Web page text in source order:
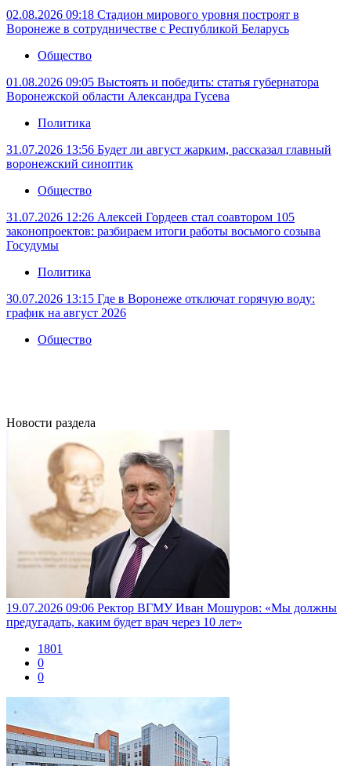
02.08.2026 09:18 Стадион мирового уровня построят в
Воронеже в сотрудничестве с Республикой Беларусь
Общество
01.08.2026 09:05 Выстоять и победить: статья губернатора
Воронежской области Александра Гусева
Политика
31.07.2026 13:56 Будет ли август жарким, рассказал главный
воронежский синоптик
Общество
31.07.2026 12:26 Алексей Гордеев стал соавтором 105
законопроектов: разбираем итоги работы восьмого созыва
Госудумы
Политика
30.07.2026 13:15 Где в Воронеже отключат горячую воду:
график на август 2026
Общество
Новости раздела
19.07.2026 09:06 Ректор ВГМУ Иван Мошуров: «Мы должны
предугадать, каким будет врач через 10 лет»
1801
0
0